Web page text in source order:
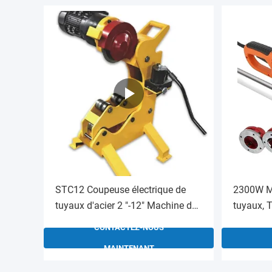
STC12 Coupeuse électrique de
tuyaux d'acier 2 "-12" Machine de
CONTACTEZ-NOUS
MAINTENANT
2300W
tuyaux,